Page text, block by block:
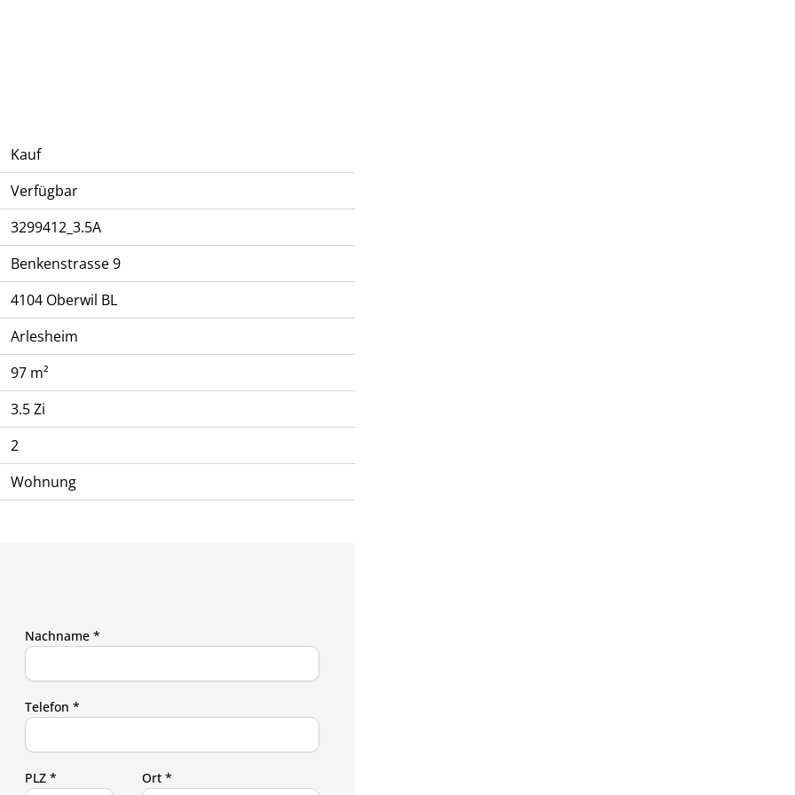
Fr. 1'855'730.-
für 2 PW.
Kauf
Verfügbar
3299412_3.5A
Benkenstrasse 9
4104 Oberwil BL
Arlesheim
97 m²
3.5 Zi
2
Wohnung
Nachname *
Telefon *
PLZ * Ort *